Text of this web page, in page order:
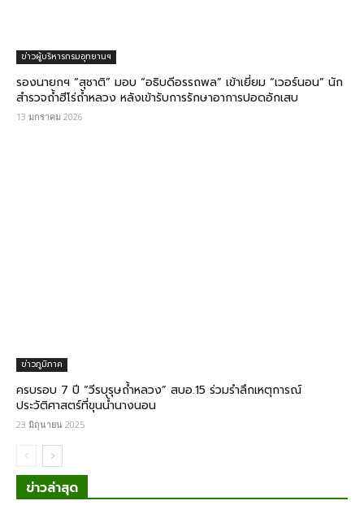
ข่าวผู้บริหารกรมอุทยานฯ
รองนายกฯ “สุชาติ” มอบ “อธิบดีอรรถพล” เข้าเยี่ยม “เวอร์นอน” นัก
สำรวจถ้ำฮีโร่ถ้ำหลวง หลังเข้ารับการรักษาอาการปอดอักเสบ
13 มกราคม 2026
ข่าวภูมิภาค
ครบรอบ 7 ปี “วีรบุรุษถ้ำหลวง” สบอ.15 ร่วมรำลึกเหตุการณ์
ประวัติศาสตร์ที่ขุนน้ำนางนอน
23 มิถุนายน 2025
ข่าวล่าสุด